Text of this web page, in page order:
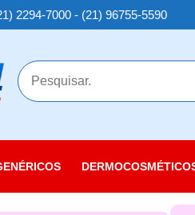
2294-7000 - (21) 96755-5590
Cuidados com o